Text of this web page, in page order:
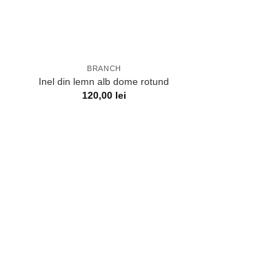
BRANCH
Inel din lemn alb dome rotund
120,00 lei